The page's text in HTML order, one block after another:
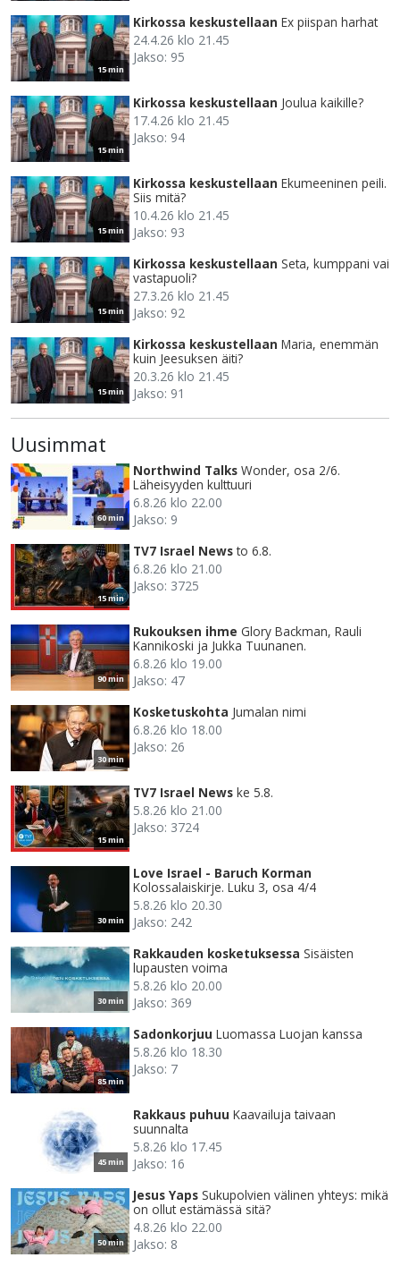
15 min
Kirkossa keskustellaan Ex piispan harhat
24.4.26 klo 21.45
Jakso: 95
15 min
Kirkossa keskustellaan Joulua kaikille?
17.4.26 klo 21.45
Jakso: 94
15 min
Kirkossa keskustellaan Ekumeeninen peili.
Siis mitä?
10.4.26 klo 21.45
Jakso: 93
15 min
Kirkossa keskustellaan Seta, kumppani vai
vastapuoli?
27.3.26 klo 21.45
Jakso: 92
15 min
Kirkossa keskustellaan Maria, enemmän
kuin Jeesuksen äiti?
20.3.26 klo 21.45
Jakso: 91
Uusimmat
60 min
Northwind Talks Wonder, osa 2/6.
Läheisyyden kulttuuri
6.8.26 klo 22.00
Jakso: 9
15 min
TV7 Israel News to 6.8.
6.8.26 klo 21.00
Jakso: 3725
90 min
Rukouksen ihme Glory Backman, Rauli
Kannikoski ja Jukka Tuunanen.
6.8.26 klo 19.00
Jakso: 47
30 min
Kosketuskohta Jumalan nimi
6.8.26 klo 18.00
Jakso: 26
15 min
TV7 Israel News ke 5.8.
5.8.26 klo 21.00
Jakso: 3724
30 min
Love Israel - Baruch Korman
Kolossalaiskirje. Luku 3, osa 4/4
5.8.26 klo 20.30
Jakso: 242
30 min
Rakkauden kosketuksessa Sisäisten
lupausten voima
5.8.26 klo 20.00
Jakso: 369
85 min
Sadonkorjuu Luomassa Luojan kanssa
5.8.26 klo 18.30
Jakso: 7
45 min
Rakkaus puhuu Kaavailuja taivaan
suunnalta
5.8.26 klo 17.45
Jakso: 16
50 min
Jesus Yaps Sukupolvien välinen yhteys: mikä
on ollut estämässä sitä?
4.8.26 klo 22.00
Jakso: 8